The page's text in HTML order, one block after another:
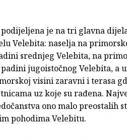
je na tri glavna
Velebita: naselja na
srednjeg Velebita, na
jugoistočnog Velebita, a
visini zaravni i terasa
uz koje su rađena.
ono malo preostalih
pohodima Velebitu.